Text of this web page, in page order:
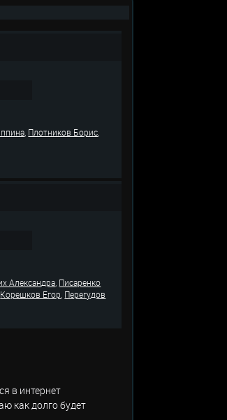
, Плотников Борис,
Александра, Писаренко
Корешков Егор, Перегудов
в интернет
как долго будет